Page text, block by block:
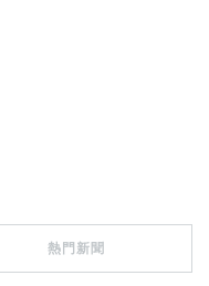
熱門新聞